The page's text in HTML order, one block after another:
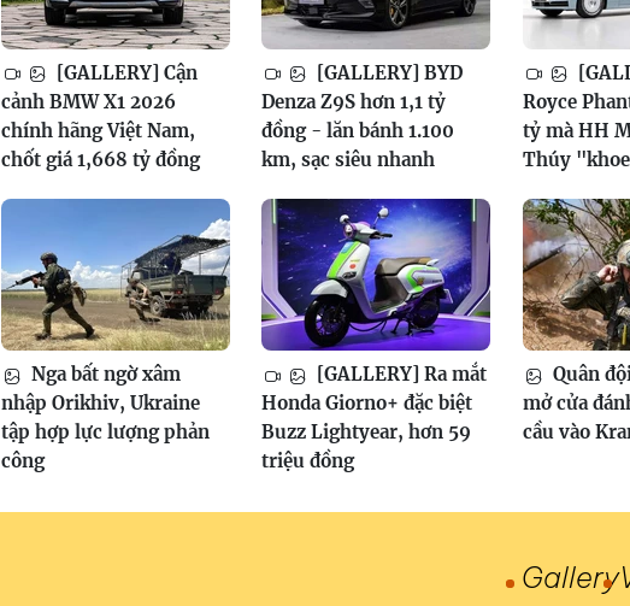
[GALLERY] Cận
cảnh BMW X1 2026
chính hãng Việt Nam,
chốt giá 1,668 tỷ đồng
[GALLERY] BYD
Denza Z9S hơn 1,1 tỷ
đồng - lăn bánh 1.100
km, sạc siêu nhanh
Royce
tỷ mà HH
Thúy
Nga bất ngờ xâm
nhập Orikhiv, Ukraine
tập hợp lực lượng phản
công
[GALLERY] Ra mắt
Honda Giorno+ đặc biệt
Buzz Lightyear, hơn 59
triệu đồng
Quân
mở cửa
cầu vào
Gallery